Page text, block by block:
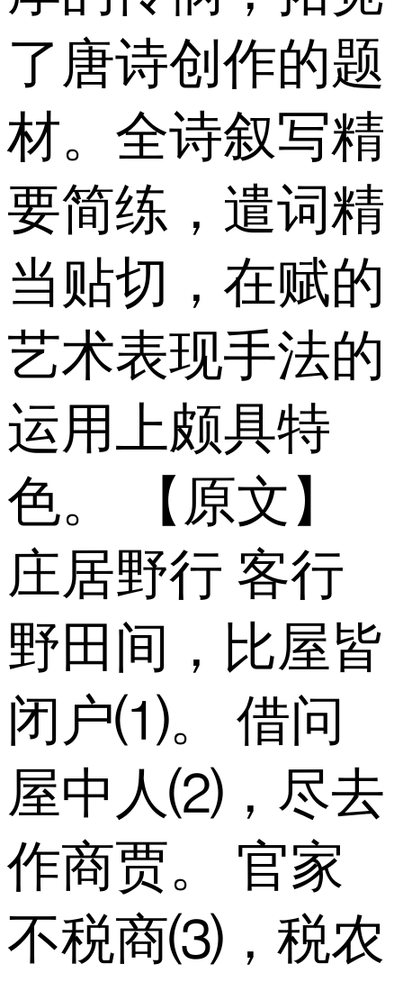
了唐诗创作的题
材。全诗叙写精
要简练，遣词精
当贴切，在赋的
艺术表现手法的
运用上颇具特
色。 【原文】
庄居野行 客行
野田间，比屋皆
闭户⑴。 借问
屋中人⑵，尽去
作商贾。 官家
不税商⑶，税农